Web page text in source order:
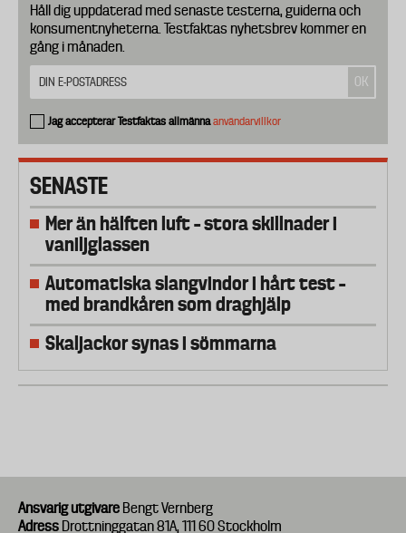
Håll dig uppdaterad med senaste testerna, guiderna och
konsumentnyheterna. Testfaktas nyhetsbrev kommer en
gång i månaden.
Jag accepterar Testfaktas allmännaanvändarvillkor
SENASTE
Mer än hälften luft – stora skillnader i
vaniljglassen
Automatiska slangvindor i hårt test –
med brandkåren som draghjälp
Skaljackor synas i sömmarna
Ansvarig utgivare Bengt Vernberg
Adress Drottninggatan 81A, 111 60 Stockholm